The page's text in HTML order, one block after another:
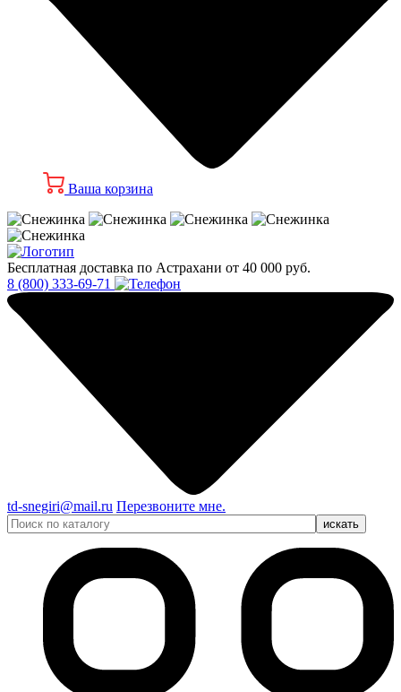
Ваша корзина
Бесплатная доставка по Астрахани от 40 000 руб.
8 (800) 333-69-71
td-snegiri@mail.ru Перезвоните мне.